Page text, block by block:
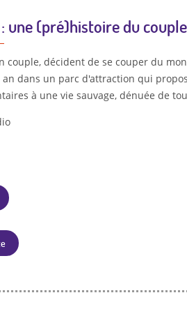
une (pré)histoire du couple
couple, décident de se couper du
dans un parc d'attraction qui
à une vie sauvage, dénuée de